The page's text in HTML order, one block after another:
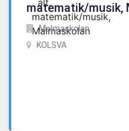
matematik/musik,
Malmaskolan
KOLSVA